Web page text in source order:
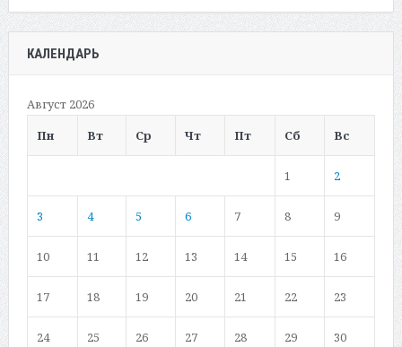
КАЛЕНДАРЬ
Август 2026
Пн
Вт Ср Чт Пт Сб Вс
1 2
3 4 5 6 7 8 9
10 11 12 13 14 15 16
17 18 19 20 21 22 23
24 25 26 27 28 29 30